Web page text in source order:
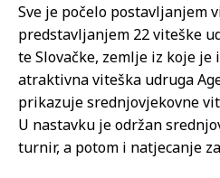
Sve je počelo postavljanjem
predstavljanjem 22 viteške
te Slovačke, zemlje iz koje je
atraktivna viteška udruga
prikazuje srednjovjekovne
U nastavku je održan
turnir, a potom i natjecanje